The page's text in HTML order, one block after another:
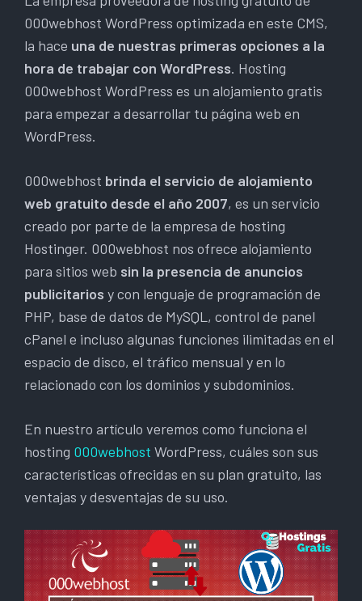
000webhost WordPress optimizada en este CMS,
la hace una de nuestras primeras opciones a la
hora de trabajar con WordPress. Hosting
000webhost WordPress es un alojamiento gratis
para empezar a desarrollar tu página web en
WordPress.
000webhost brinda el servicio de alojamiento
web gratuito desde el año 2007, es un servicio
creado por parte de la empresa de hosting
Hostinger. 000webhost nos ofrece alojamiento
para sitios web sin la presencia de anuncios
publicitarios y con lenguaje de programación de
PHP, base de datos de MySQL, control de panel
cPanel e incluso algunas funciones ilimitadas en el
espacio de disco, el tráfico mensual y en lo
relacionado con los dominios y subdominios.
En nuestro artículo veremos como funciona el
hosting 000webhost WordPress, cuáles son sus
características ofrecidas en su plan gratuito, las
ventajas y desventajas de su uso.